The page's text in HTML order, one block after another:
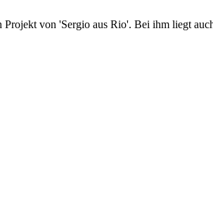
Projekt von 'Sergio aus Rio'. Bei ihm liegt